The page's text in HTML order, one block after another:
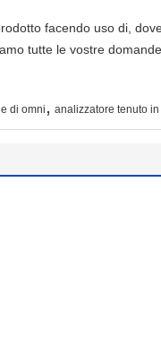
facendo uso di,
tutte le vostre
di omni , analizzatore tenuto